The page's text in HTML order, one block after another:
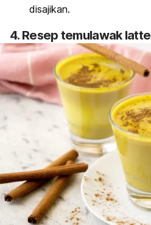
disajikan.
4. Resep temulawak latte